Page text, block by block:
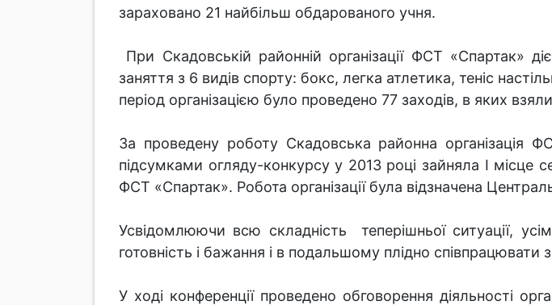
зараховано 21 найбільш обдарованого учня.
При Скадовській районній організації ФСТ «Спартак»
заняття з 6 видів спорту: бокс, легка атлетика, теніс
період організацією було проведено 77 заходів, в яких
За проведену роботу Скадовська районна організація
підсумками огляду-конкурсу у 2013 році зайняла І місце
ФСТ «Спартак». Робота організації була відзначена
Усвідомлюючи всю складність теперішньої ситуації,
готовність і бажання і в подальшому плідно співпрацювати
У ході конференції проведено обговорення діяльності